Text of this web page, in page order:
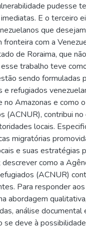
pudesse
E o terceiro
que
fronteira com a
de Roraima, que
trabalho teve
sendo formuladas
e refugiados
no Amazonas e como
(ACNUR), contribui
locais.
migratórias
e suas estratégias
descrever como a
(ACNUR)
Para responder
abordagem
análise
se deve à